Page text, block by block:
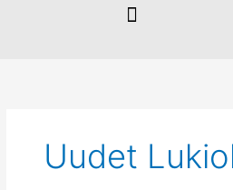
Uudet